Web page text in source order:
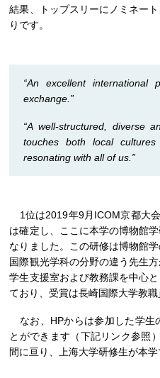
結果、トップスリーにノミネー
りです。
“An excellent international
exchange.”
“A well-structured, diverse
touches both local
resonating with all of us.”
1位は2019年9月ICOM京都大
は確定し、ここに本学の博物館
なりました。この研修は博物館
国際観光学科の分野の違う先生
学生支援室および教務課を中心
ており、受賞は長崎国際大学教
なお、HPからは参加した学生
とができます（下記リンク参照
間に亘り、上海大学研修生が本学